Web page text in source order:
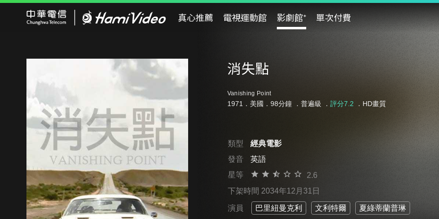
真心推薦 電視運動館 影劇館⁺ 單次付費
消失點
Vanishing Point
1971．美國．98分鐘 ． 普遍級 ． 評分7.2 ．HD畫質
類型
經典電影
發音
英語
星等
2.6
下架時間 2034年12月31日
演員 巴里紐曼克利 文利特爾 夏綠蒂蘭普琳